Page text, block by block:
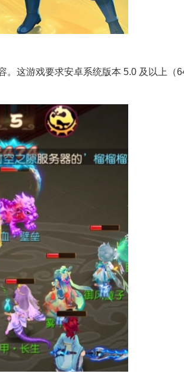
。这游戏要求安卓系统版本 5.0 及以上（